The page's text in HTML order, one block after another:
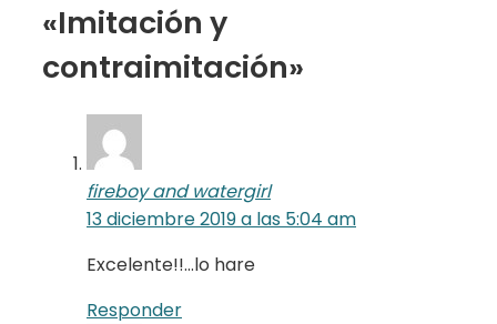
«Imitación y
contraimitación»
fireboy and watergirl
13 diciembre 2019 a las 5:04 am
Excelente!!…lo hare
Responder